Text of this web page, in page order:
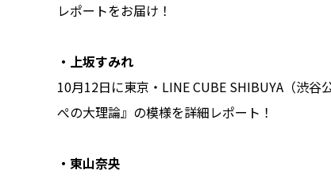
レポートをお届け！
・上坂すみれ
10月12日に東京・LINE CUBE SHIBUYA（渋谷
ぺの大理論』の模様を詳細レポート！
・東山奈央